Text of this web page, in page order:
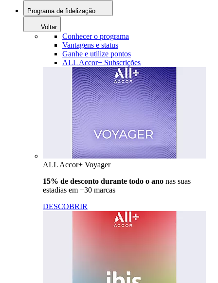
Programa de fidelização
Voltar
Conhecer o programa
Vantagens e status
Ganhe e utilize pontos
ALL Accor+ Subscrições
ALL Accor+ Voyager
15% de desconto durante todo o ano nas suas
estadias em +30 marcas
DESCOBRIR